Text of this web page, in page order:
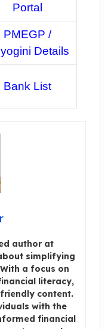
Portal
PMEGP /
Details
Bank List
author at
simplifying
a focus on
literacy,
content.
with the
financial